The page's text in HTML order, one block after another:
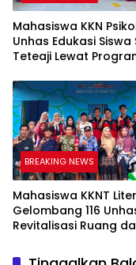
Mahasiswa KKN
Unhas Edukasi Siswa
Teteaji Lewat
Keberanian Lawan
BREAKING NEWS
Mahasiswa KKNT
Gelombang 116
Revitalisasi Ruang
Tolo, Hadirkan